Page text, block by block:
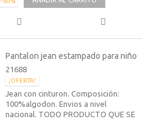
Pantalon jean estampado para niño
21688
¡OFERTA!
Jean con cinturon. Composición:
100%algodon. Envios a nivel
nacional. TODO PRODUCTO QUE SE